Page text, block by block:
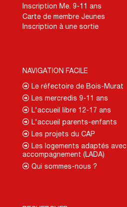
Inscription Me. 9-11 ans
Carte de membre Jeunes
Inscription à une sortie
NAVIGATION FACILE
Le réfectoire de Bois-Murat
Les mercredis 9-11 ans
L'accueil libre 12-17 ans
L'accueil parents-enfants
Les projets du CAP
Les logements adaptés avec
accompagnement (LADA)
Qui sommes-nous ?